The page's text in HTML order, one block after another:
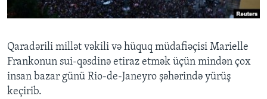
Dillər
Qaradərili millət vəkili və hüquq müdafiəçisi Marielle
Frankonun sui-qəsdinə etiraz etmək üçün mindən çox
insan bazar günü Rio-de-Janeyro şəhərində yürüş
keçirib.